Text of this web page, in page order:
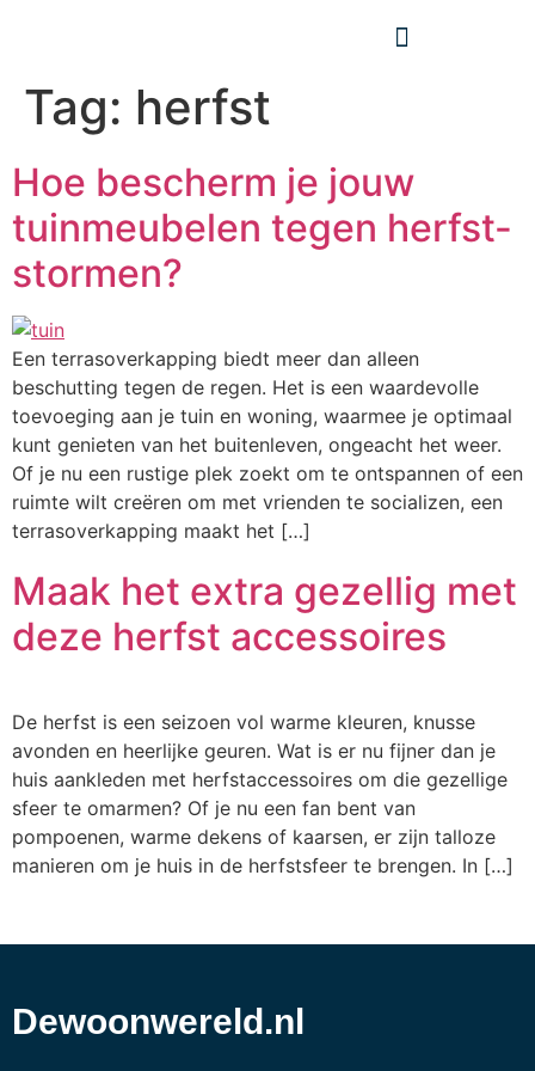
Tag: herfst
Hoe bescherm je jouw
tuinmeubelen tegen herfst-
stormen?
Een terrasoverkapping biedt meer dan alleen
beschutting tegen de regen. Het is een waardevolle
toevoeging aan je tuin en woning, waarmee je optimaal
kunt genieten van het buitenleven, ongeacht het weer.
Of je nu een rustige plek zoekt om te ontspannen of een
ruimte wilt creëren om met vrienden te socializen, een
terrasoverkapping maakt het […]
Maak het extra gezellig met
deze herfst accessoires
De herfst is een seizoen vol warme kleuren, knusse
avonden en heerlijke geuren. Wat is er nu fijner dan je
huis aankleden met herfstaccessoires om die gezellige
sfeer te omarmen? Of je nu een fan bent van
pompoenen, warme dekens of kaarsen, er zijn talloze
manieren om je huis in de herfstsfeer te brengen. In […]
Dewoonwereld.nl